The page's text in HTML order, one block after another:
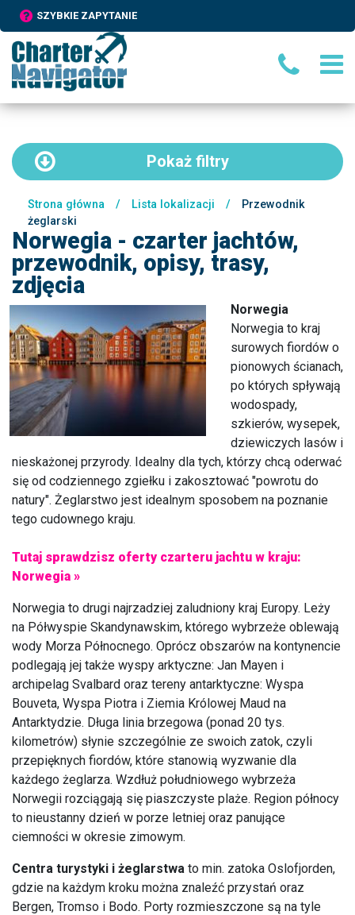
SZYBKIE ZAPYTANIE
Pokaż filtry
Strona główna / Lista lokalizacji /
Przewodnik
żeglarski
Norwegia - czarter jachtów,
przewodnik, opisy, trasy,
zdjęcia
Norwegia
Norwegia to kraj
surowych fiordów o
pionowych ścianach,
po których spływają
wodospady,
szkierów, wysepek,
dziewiczych lasów i
nieskażonej przyrody. Idealny dla tych, którzy chcą oderwać
się od codziennego zgiełku i zakosztować "powrotu do
natury". Żeglarstwo jest idealnym sposobem na poznanie
tego cudownego kraju.
Tutaj sprawdzisz oferty czarteru jachtu w kraju:
Norwegia »
Norwegia to drugi najrzadziej zaludniony kraj Europy. Leży
na Półwyspie Skandynawskim, którego wybrzeże oblewają
wody Morza Północnego. Oprócz obszarów na kontynencie
podlegają jej także wyspy arktyczne: Jan Mayen i
archipelag Svalbard oraz tereny antarktyczne: Wyspa
Bouveta, Wyspa Piotra i Ziemia Królowej Maud na
Antarktydzie. Długa linia brzegowa (ponad 20 tys.
kilometrów) słynie szczególnie ze swoich zatok, czyli
przepięknych fiordów, które stanowią wyzwanie dla
każdego żeglarza. Wzdłuż południowego wybrzeża
Norwegii rozciągają się piaszczyste plaże. Region północy
to nieustanny dzień w porze letniej oraz panujące
ciemności w okresie zimowym.
Centra turystyki i żeglarstwa to min. zatoka Oslofjorden,
gdzie na każdym kroku można znaleźć przystań oraz
Bergen, Tromso i Bodo. Porty rozmieszczone są na tyle